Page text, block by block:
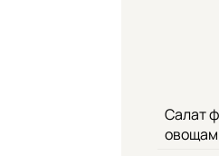
Салат